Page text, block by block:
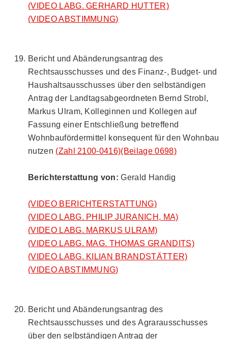
(VIDEO LABG. GERHARD HUTTER)
(VIDEO ABSTIMMUNG)
Bericht und Abänderungsantrag des
Rechtsausschusses und des Finanz-, Budget- und
Haushaltsausschusses über den selbständigen
Antrag der Landtagsabgeordneten Bernd Strobl,
Markus Ulram, Kolleginnen und Kollegen auf
Fassung einer Entschließung betreffend
Wohnbaufördermittel konsequent für den Wohnbau
nutzen (Zahl 2100-0416)(Beilage 0698)
Berichterstattung von: Gerald Handig
(VIDEO BERICHTERSTATTUNG)
(VIDEO LABG. PHILIP JURANICH, MA)
(VIDEO LABG. MARKUS ULRAM)
(VIDEO LABG. MAG. THOMAS GRANDITS)
(VIDEO LABG. KILIAN BRANDSTÄTTER)
(VIDEO ABSTIMMUNG)
Bericht und Abänderungsantrag des
Rechtsausschusses und des Agrarausschusses
über den selbständigen Antrag der